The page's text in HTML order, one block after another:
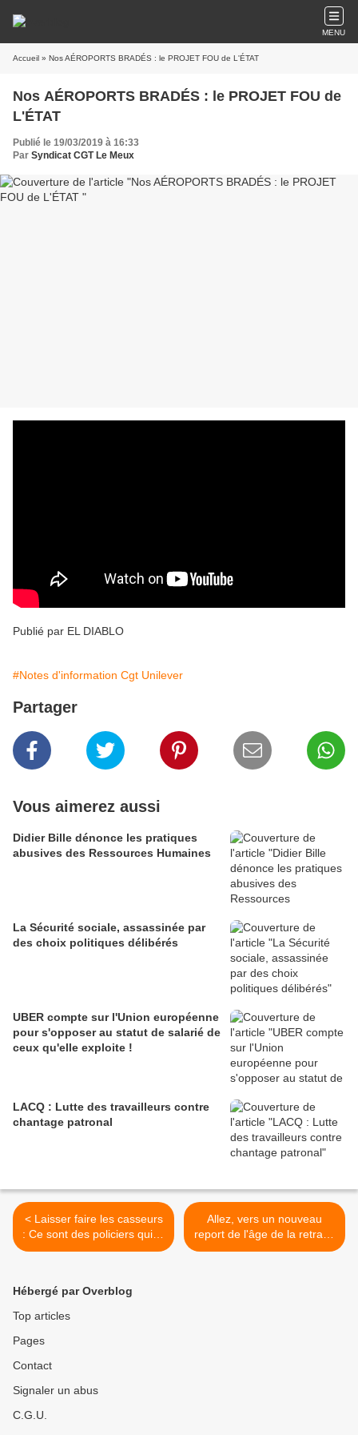
MENU
Accueil » Nos AÉROPORTS BRADÉS : le PROJET FOU de L'ÉTAT
Nos AÉROPORTS BRADÉS : le PROJET FOU de
L'ÉTAT
Publié le 19/03/2019 à 16:33
Par Syndicat CGT Le Meux
Publié par EL DIABLO
#Notes d'information Cgt Unilever
Partager
Vous aimerez aussi
Didier Bille dénonce les pratiques
abusives des Ressources Humaines
La Sécurité sociale, assassinée par
des choix politiques délibérés
UBER compte sur l'Union européenne
pour s'opposer au statut de salarié de
ceux qu'elle exploite !
LACQ : Lutte des travailleurs contre
chantage patronal
< Laisser faire les casseurs
: Ce sont des policiers qui le
disent aussi !
Allez, vers un nouveau
report de l'âge de la retraite
>
Hébergé par Overblog
Top articles
Pages
Contact
Signaler un abus
C.G.U.